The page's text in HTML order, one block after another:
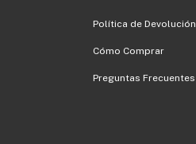
Política de Devolución
Cómo Comprar
Preguntas Frecuentes